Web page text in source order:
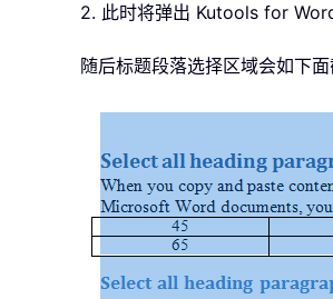
2. 此时将弹出 Kutools for
随后标题段落选择区域会如下面